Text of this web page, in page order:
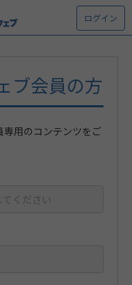
ログイン
ブ会員の方
専用のコンテンツをご